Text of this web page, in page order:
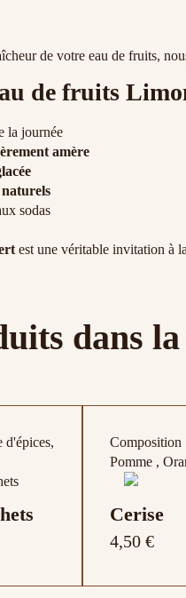
de votre eau de fruits,
de fruits
la journée
amère
naturels
sodas
est une véritable invitation à
dans
d'épices,
Composition
Pomme ,
Cerise
4,50 €